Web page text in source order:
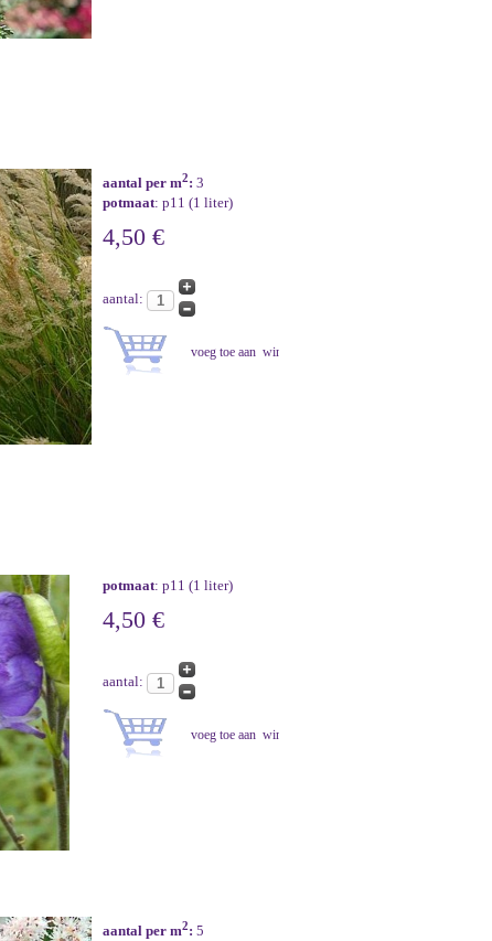
aantal per m2: 3
potmaat: p11 (1 liter)
4,50 €
aantal:
potmaat: p11 (1 liter)
4,50 €
aantal:
aantal per m2: 5